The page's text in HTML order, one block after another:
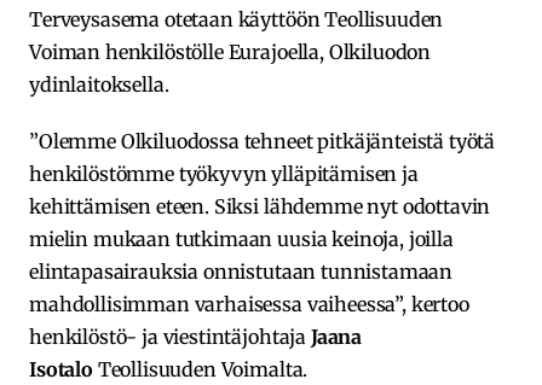
Terveysasema otetaan käyttöön Teollisuuden
Voiman henkilöstölle Eurajoella, Olkiluodon
ydinlaitoksella.
”Olemme Olkiluodossa tehneet pitkäjänteistä työtä
henkilöstömme työkyvyn ylläpitämisen ja
kehittämisen eteen. Siksi lähdemme nyt odottavin
mielin mukaan tutkimaan uusia keinoja, joilla
elintapasairauksia onnistutaan tunnistamaan
mahdollisimman varhaisessa vaiheessa”, kertoo
henkilöstö- ja viestintäjohtaja Jaana
Isotalo Teollisuuden Voimalta.